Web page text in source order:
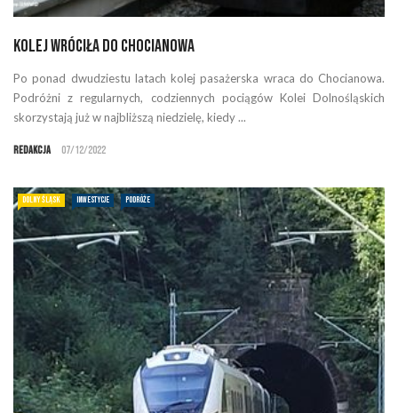
Kolej wróciła do Chocianowa
Po ponad dwudziestu latach kolej pasażerska wraca do Chocianowa.
Podróżni z regularnych, codziennych pociągów Kolei Dolnośląskich
skorzystają już w najbliższą niedzielę, kiedy ...
Redakcja 07/12/2022
DOLNY ŚLĄSK INWESTYCJE PODRÓŻE